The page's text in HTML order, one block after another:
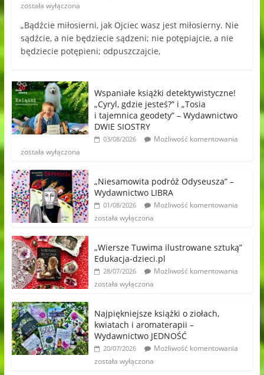
została wyłączona
„Bądźcie miłosierni, jak Ojciec wasz jest miłosierny. Nie
sądźcie, a nie będziecie sądzeni; nie potępiajcie, a nie
będziecie potępieni; odpuszczajcie,
Wspaniałe książki detektywistyczne!
„Cyryl, gdzie jesteś?” i „Tosia
i tajemnica geodety” – Wydawnictwo
DWIE SIOSTRY
03/08/2026
Możliwość komentowania
została wyłączona
„Niesamowita podróż Odyseusza” –
Wydawnictwo LIBRA
01/08/2026
Możliwość komentowania
została wyłączona
„Wiersze Tuwima ilustrowane sztuką”
Edukacja-dzieci.pl
28/07/2026
Możliwość komentowania
została wyłączona
Najpiękniejsze książki o ziołach,
kwiatach i aromaterapii –
Wydawnictwo JEDNOŚĆ
20/07/2026
Możliwość komentowania
została wyłączona